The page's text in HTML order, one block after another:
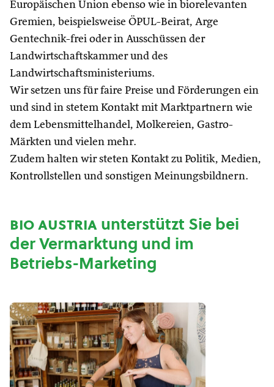
Europäischen Union ebenso wie in biorelevanten
Gremien, beispielsweise ÖPUL-Beirat, Arge
Gentechnik-frei oder in Ausschüssen der
Landwirtschaftskammer und des
Landwirtschaftsministeriums.
Wir setzen uns für faire Preise und Förderungen ein
und sind in stetem Kontakt mit Marktpartnern wie
dem Lebensmittelhandel, Molkereien, Gastro-
Märkten und vielen mehr.
Zudem halten wir steten Kontakt zu Politik, Medien,
Kontrollstellen und sonstigen Meinungsbildnern.
bio austriaunterstützt Sie bei
der Vermarktung und im
Betriebs-Marketing